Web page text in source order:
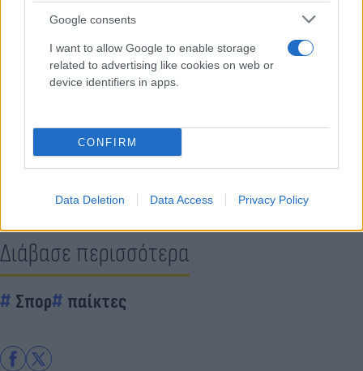
Google consents
I want to allow Google to enable storage
related to advertising like cookies on web or
device identifiers in apps.
CONFIRM
Data Deletion Data Access Privacy Policy
αγώνα, είναι το απόλυτο φαβορί για πρόκριση στον
Κάνε κλικ και δες περισσότερο
Διάβασε περισσότερα
Σπορ παίκτες